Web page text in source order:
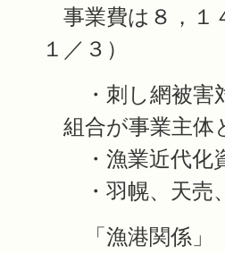
事業費は８，１
１／３）
・刺し網被害対
組合が事業主体
・漁業近代化資
・羽幌、天売、
「漁港関係」